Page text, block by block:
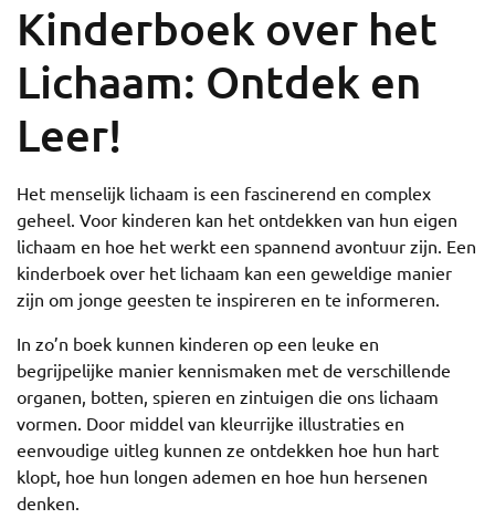
Kinderboek over het
Lichaam: Ontdek en
Leer!
Het menselijk lichaam is een fascinerend en complex
geheel. Voor kinderen kan het ontdekken van hun eigen
lichaam en hoe het werkt een spannend avontuur zijn. Een
kinderboek over het lichaam kan een geweldige manier
zijn om jonge geesten te inspireren en te informeren.
In zo’n boek kunnen kinderen op een leuke en
begrijpelijke manier kennismaken met de verschillende
organen, botten, spieren en zintuigen die ons lichaam
vormen. Door middel van kleurrijke illustraties en
eenvoudige uitleg kunnen ze ontdekken hoe hun hart
klopt, hoe hun longen ademen en hoe hun hersenen
denken.